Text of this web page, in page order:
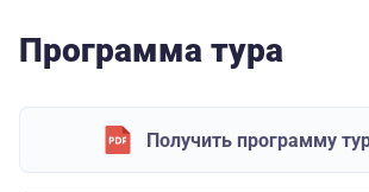
Программа тура
Получить программу